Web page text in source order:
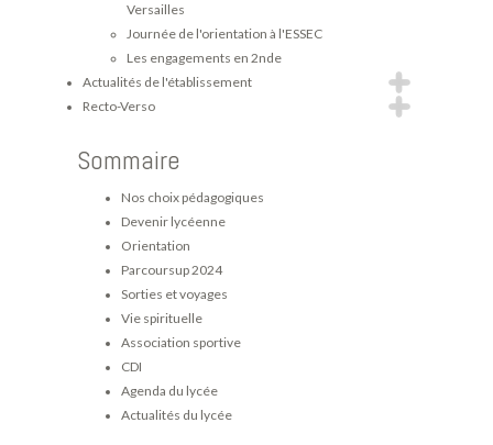
Versailles
Journée de l'orientation à l'ESSEC
Les engagements en 2nde
Actualités de l'établissement
Recto-Verso
Sommaire
Nos choix pédagogiques
Devenir lycéenne
Orientation
Parcoursup 2024
Sorties et voyages
Vie spirituelle
Association sportive
CDI
Agenda du lycée
Actualités du lycée